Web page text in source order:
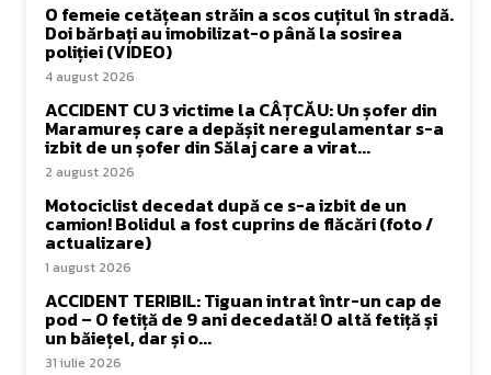
O femeie cetățean străin a scos cuțitul în stradă.
Doi bărbați au imobilizat-o până la sosirea
poliției (VIDEO)
4 august 2026
ACCIDENT CU 3 victime la CÂȚCĂU: Un șofer din
Maramureș care a depășit neregulamentar s-a
izbit de un șofer din Sălaj care a virat...
2 august 2026
Motociclist decedat după ce s-a izbit de un
camion! Bolidul a fost cuprins de flăcări (foto /
actualizare)
1 august 2026
ACCIDENT TERIBIL: Tiguan intrat într-un cap de
pod – O fetiță de 9 ani decedată! O altă fetiță și
un băiețel, dar și o...
31 iulie 2026